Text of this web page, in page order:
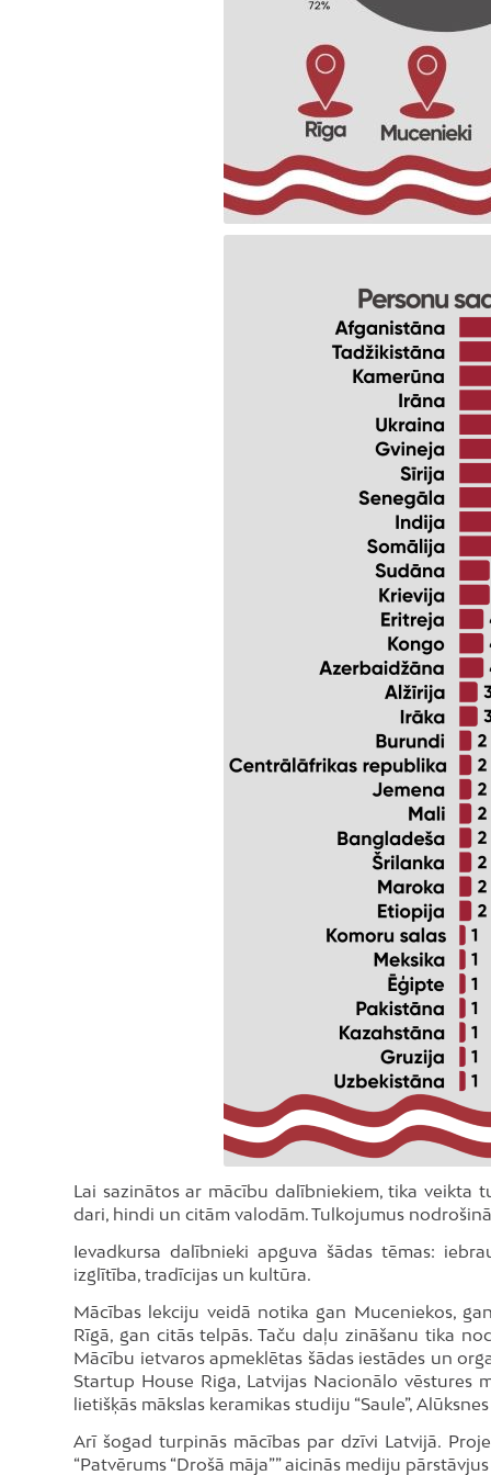
Lai sazinātos ar mācību dalībniekiem, tika veikta
dari, hindi un citām valodām. Tulkojumus
Ievadkursa dalībnieki apguva šādas tēmas:
izglītība, tradīcijas un kultūra.
Mācības lekciju veidā notika gan Muceniekos,
Rīgā, gan citās telpās. Taču daļu zināšanu tika
Mācību ietvaros apmeklētas šādas iestādes un
Startup House Riga, Latvijas Nacionālo vēstures
lietišķās mākslas keramikas studiju “Saule”,
Arī šogad turpinās mācības par dzīvi Latvijā.
“Patvērums “Drošā māja”” aicinās mediju